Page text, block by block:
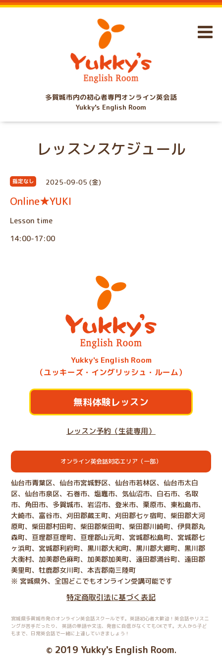
多賀城市内の初心者専門オンライン英会話
Yukky's English Room
レッスンスケジュール
指定なし 2025-09-05 (金)
Online★YUKI
Lesson time
14:00-17:00
Yukky's English Room
（ユッキーズ・イングリッシュ・ルーム）
無料体験レッスン
レッスン予約（生徒専用）
オンライン英会話対応エリア（一部）
仙台市青葉区、仙台市宮城野区、仙台市若林区、仙台市太白
区、仙台市泉区、石巻市、塩竈市、気仙沼市、白石市、名取
市、角田市、多賀城市、岩沼市、登米市、栗原市、東松島市、
大崎市、富谷市、刈田郡蔵王町、刈田郡七ヶ宿町、柴田郡大河
原町、柴田郡村田町、柴田郡柴田町、柴田郡川崎町、伊具郡丸
森町、亘理郡亘理町、亘理郡山元町、宮城郡松島町、宮城郡七
ヶ浜町、宮城郡利府町、黒川郡大和町、黒川郡大郷町、黒川郡
大衡村、加美郡色麻町、加美郡加美町、遠田郡涌谷町、遠田郡
美里町、牡鹿郡女川町、本吉郡南三陸町
※ 宮城県外、全国どこでもオンライン受講可能です
特定商取引法に基づく表記
宮城県多賀城市発のオンライン英会話スクールです。英語初心者大歓迎！英会話やリスニ
ングが苦手だったり、
英語の単語や文法、発音に自信がなくてもOKです。大人から子ど
もまで、日常英会話で一緒に上達していきましょう！
© 2019 Yukky's English Room.